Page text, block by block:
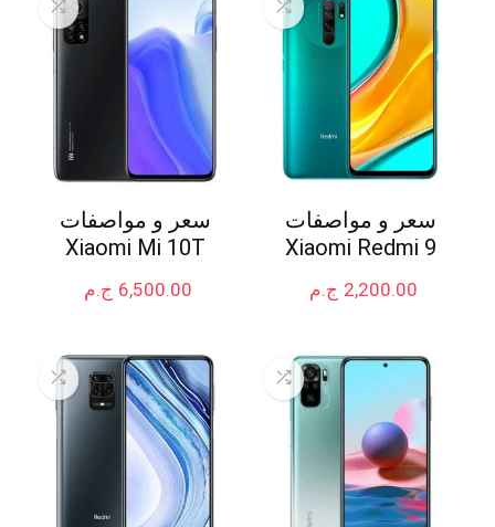
سعر و مواصفات
Xiaomi Redmi 9
ج.م 2,200.00
سعر و مواصفات
Xiaomi Mi 10T
ج.م 6,500.00